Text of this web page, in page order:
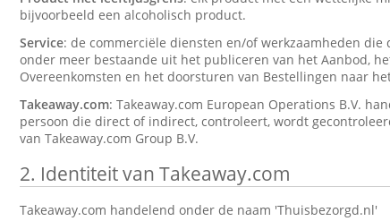
bijvoorbeeld een alcoholisch product.
Service: de commerciële diensten en/of werkzaamheden
onder meer bestaande uit het publiceren van het Aanbod,
Overeenkomsten en het doorsturen van Bestellingen naar
Takeaway.com: Takeaway.com European Operations B.V.
persoon die direct of indirect, controleert, wordt
van Takeaway.com Group B.V.
2. Identiteit van Takeaway.com
Takeaway.com handelend onder de naam 'Thuisbezorgd.nl'